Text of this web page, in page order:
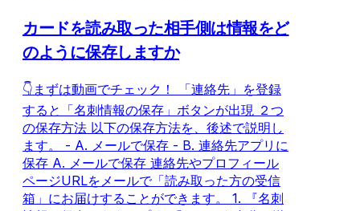
カードを読み取った相手側は情報をど
のように保存しますか
👇まずは動画でチェック！ 「連絡先」を登録
すると「名刺情報の保存」ボタンが出現 ２つ
の保存方法 以下の保存方法を、後述で説明し
ます。 - A. メールで保存 - B. 連絡先アプリに
保存 A. メールで保存 連絡先やプロフィール
ページURLをメールで「読み取った方の受信
箱」にお届けすることができます。 1. 『名刺